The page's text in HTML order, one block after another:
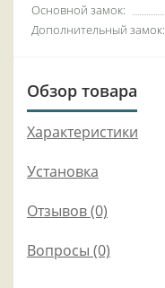
Основной замок:
Дополнительный замок:
Обзор товара
Характеристики
Установка
Отзывов (0)
Вопросы (0)